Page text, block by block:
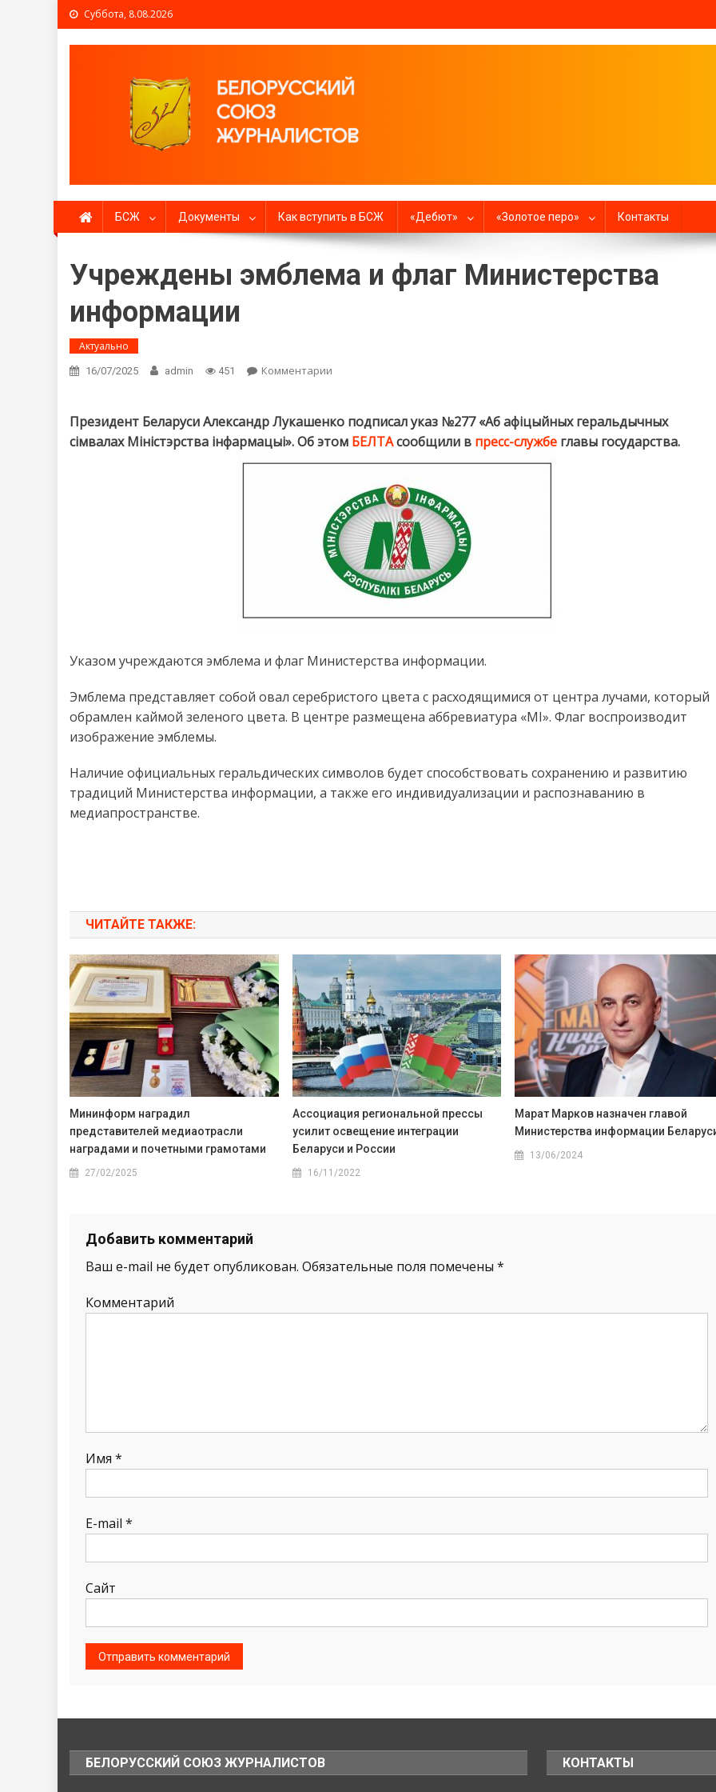
Суббота, 8.08.2026
Белорусский союз журналистов
БСЖ Документы Как вступить в БСЖ «Дебют» «Золотое перо» Контакты
Учреждены эмблема и флаг Министерства
информации
Актуально
16/07/2025 admin 451 Комментарии
Президент Беларуси Александр Лукашенко подписал указ №277 «Аб афіцыйных геральдычных
сімвалах Міністэрства iнфармацыi». Об этом БЕЛТАсообщили в пресс-службе главы государства.
Указом учреждаются эмблема и флаг Министерства информации.
Эмблема представляет собой овал серебристого цвета с расходящимися от центра лучами, который
обрамлен каймой зеленого цвета. В центре размещена аббревиатура «МI». Флаг воспроизводит
изображение эмблемы.
Наличие официальных геральдических символов будет способствовать сохранению и развитию
традиций Министерства информации, а также его индивидуализации и распознаванию в
медиапространстве.
ЧИТАЙТЕ ТАКЖЕ:
Мининформ наградил
представителей медиаотрасли
наградами и почетными грамотами
27/02/2025
Ассоциация региональной прессы
усилит освещение интеграции
Беларуси и России
16/11/2022
Марат Марков назначен главой
Министерства информации
13/06/2024
Добавить комментарий
Ваш e-mail не будет опубликован. Обязательные поля помечены *
Комментарий
Имя *
E-mail *
Сайт
БЕЛОРУССКИЙ СОЮЗ ЖУРНАЛИСТОВ КОНТАКТЫ